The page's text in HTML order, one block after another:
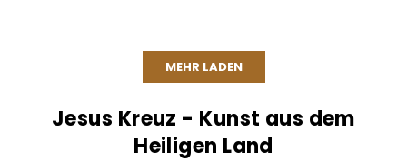
MEHR LADEN
Jesus Kreuz - Kunst aus dem
Heiligen Land